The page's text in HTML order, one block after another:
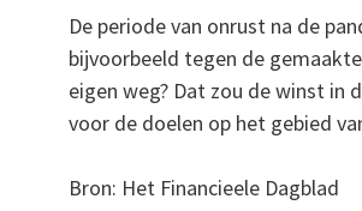
De periode van onrust na de
bijvoorbeeld tegen de
eigen weg? Dat zou de winst
voor de doelen op het gebied
Bron: Het Financieele Dagblad